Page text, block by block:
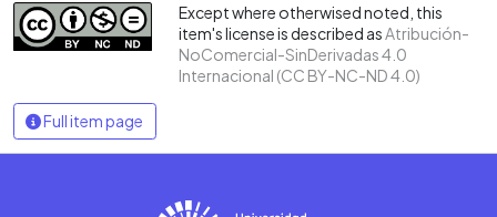
Except where otherwised noted, this
item's license is described asAtribución-
NoComercial-SinDerivadas 4.0
Internacional (CC BY-NC-ND 4.0)
Full item page